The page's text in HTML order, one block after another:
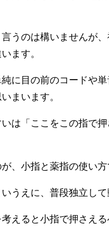
うのは構いませんが
ます。
に目の前のコードや
まいます。
は「ここをこの指で
、小指と薬指の使い方
うえに、普段独立し
えると小指で押さえ